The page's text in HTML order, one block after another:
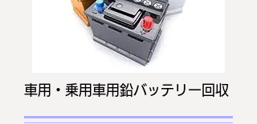
車用・乗用車用鉛バッテリー回収